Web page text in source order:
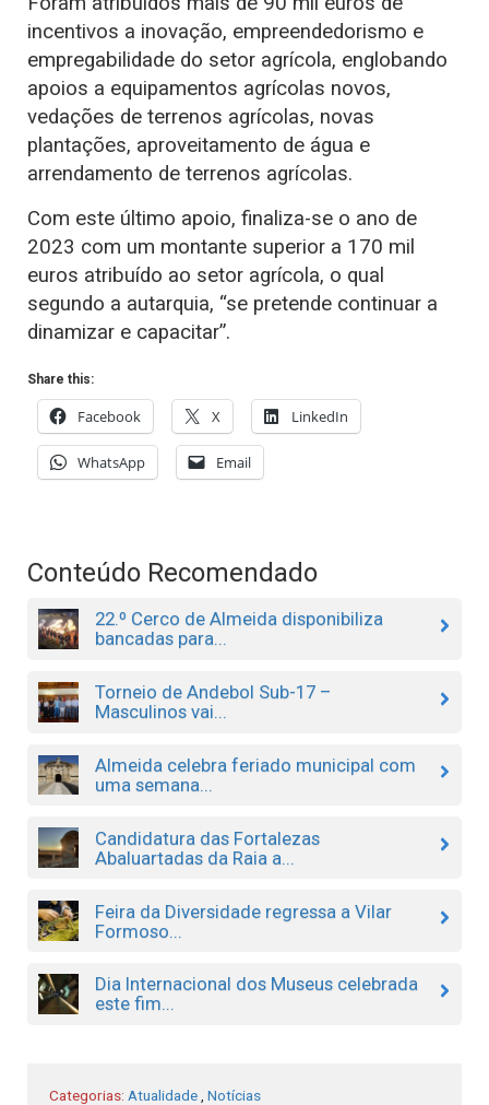
incentivos a inovação, empreendedorismo e
empregabilidade do setor agrícola, englobando
apoios a equipamentos agrícolas novos,
vedações de terrenos agrícolas, novas
plantações, aproveitamento de água e
arrendamento de terrenos agrícolas.
Com este último apoio, finaliza-se o ano de
2023 com um montante superior a 170 mil
euros atribuído ao setor agrícola, o qual
segundo a autarquia, “se pretende continuar a
dinamizar e capacitar”.
Share this:
Facebook X LinkedIn
WhatsApp Email
Conteúdo Recomendado
22.º Cerco de Almeida disponibiliza
bancadas para...
Torneio de Andebol Sub-17 –
Masculinos vai...
Almeida celebra feriado municipal com
uma semana...
Candidatura das Fortalezas
Abaluartadas da Raia a...
Feira da Diversidade regressa a Vilar
Formoso...
Dia Internacional dos Museus celebrada
este fim...
Categorias: Atualidade Notícias